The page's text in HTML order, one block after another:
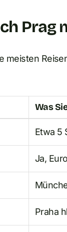
Prag
meisten
Was
Etwa 5
Ja,
Praha